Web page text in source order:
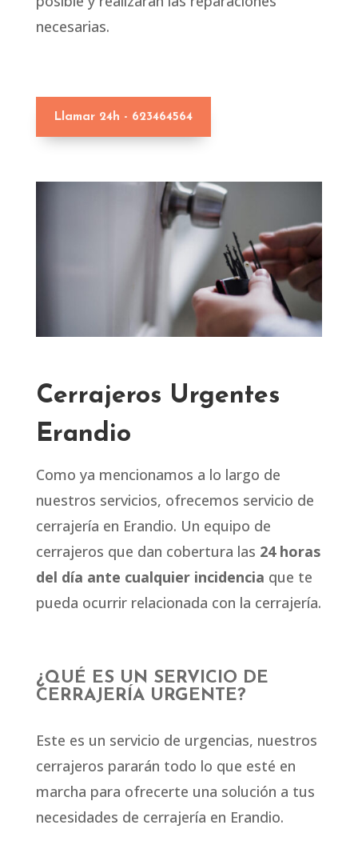
necesarias.
Llamar 24h - 623464564
Cerrajeros Urgentes
Erandio
Como ya mencionamos a lo largo de
nuestros servicios, ofrecemos servicio de
cerrajería en Erandio. Un equipo de
cerrajeros que dan cobertura las 24 horas
del día ante cualquier incidencia que te
pueda ocurrir relacionada con la cerrajería.
¿QUÉ ES UN SERVICIO DE
CERRAJERÍA URGENTE?
Este es un servicio de urgencias, nuestros
cerrajeros pararán todo lo que esté en
marcha para ofrecerte una solución a tus
necesidades de cerrajería en Erandio.